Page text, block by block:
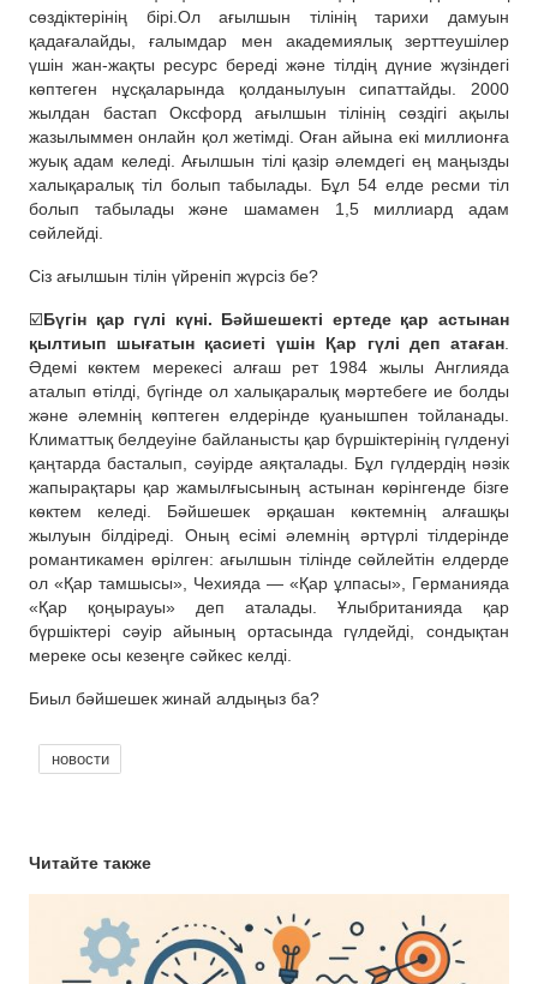
сөздіктерінің бірі.Ол ағылшын тілінің тарихи дамуын
қадағалайды, ғалымдар мен академиялық зерттеушілер
үшін жан-жақты ресурс береді және тілдің дүние жүзіндегі
көптеген нұсқаларында қолданылуын сипаттайды. 2000
жылдан бастап Оксфорд ағылшын тілінің сөздігі ақылы
жазылыммен онлайн қол жетімді. Оған айына екі миллионға
жуық адам келеді. Ағылшын тілі қазір әлемдегі ең маңызды
халықаралық тіл болып табылады. Бұл 54 елде ресми тіл
болып табылады және шамамен 1,5 миллиард адам
сөйлейді.
Сіз ағылшын тілін үйреніп жүрсіз бе?
☑️Бүгін қар гүлі күні. Бәйшешекті ертеде қар астынан
қылтиып шығатын қасиеті үшін Қар гүлі деп атаған
Әдемі көктем мерекесі алғаш рет 1984 жылы Англияда
аталып өтілді, бүгінде ол халықаралық мәртебеге ие болды
және әлемнің көптеген елдерінде қуанышпен тойланады.
Климаттық белдеуіне байланысты қар бүршіктерінің гүлденуі
қаңтарда басталып, сәуірде аяқталады. Бұл гүлдердің нәзік
жапырақтары қар жамылғысының астынан көрінгенде бізге
көктем келеді. Бәйшешек әрқашан көктемнің алғашқы
жылуын білдіреді. Оның есімі әлемнің әртүрлі тілдерінде
романтикамен өрілген: ағылшын тілінде сөйлейтін елдерде
ол «Қар тамшысы», Чехияда — «Қар ұлпасы», Германияда
«Қар қоңырауы» деп аталады. Ұлыбританияда қар
бүршіктері сәуір айының ортасында гүлдейді, сондықтан
мереке осы кезеңге сәйкес келді.
Биыл бәйшешек жинай алдыңыз ба?
новости
Читайте также